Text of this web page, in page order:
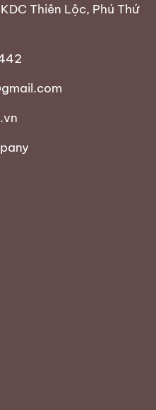
Thiên Lộc, Phú Thứ